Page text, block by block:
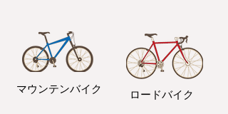
マウンテンバイク ロードバイク